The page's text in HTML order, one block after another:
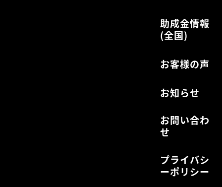
助成金情報
(全国)
お客様の声
お知らせ
お問い合わ
せ
プライバシ
ーポリシー